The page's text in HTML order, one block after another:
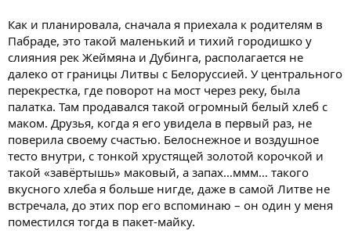
Как и планировала, сначала я приехала к родителям в
Пабраде, это такой маленький и тихий городишко у
слияния рек Жеймяна и Дубинга, располагается не
далеко от границы Литвы с Белоруссией. У центрального
перекрестка, где поворот на мост через реку, была
палатка. Там продавался такой огромный белый хлеб с
маком. Друзья, когда я его увидела в первый раз, не
поверила своему счастью. Белоснежное и воздушное
тесто внутри, с тонкой хрустящей золотой корочкой и
такой «завёртышь» маковый, а запах…ммм… такого
вкусного хлеба я больше нигде, даже в самой Литве не
встречала, до этих пор его вспоминаю – он один у меня
поместился тогда в пакет-майку.